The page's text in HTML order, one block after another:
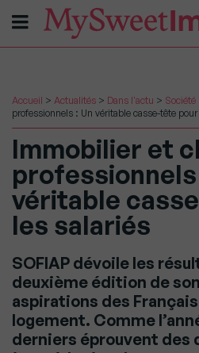
Accueil > Actualités > Dans l'actu > Société
professionnels : Un véritable casse-tête
Immobilier et
professionnels
véritable
les salariés
SOFIAP dévoile les
deuxième édition de
aspirations des
logement. Comme
derniers éprouvent des